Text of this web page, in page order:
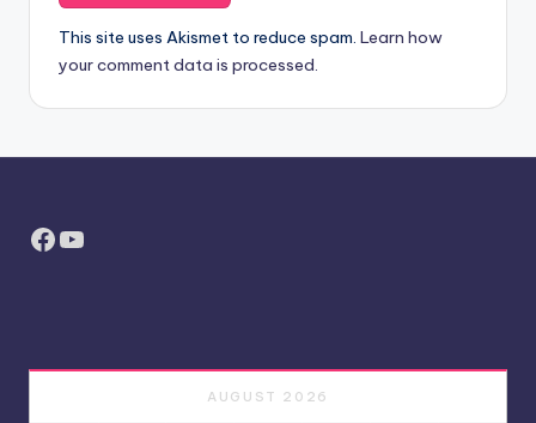
This site uses Akismet to reduce spam. Learn how
your comment data is processed.
Facebook
YouTube
AUGUST 2026